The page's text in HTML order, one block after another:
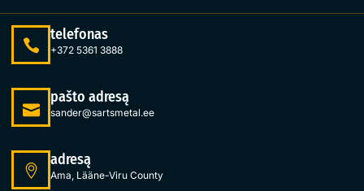
telefonas
+372 5361 3888
pašto adresą
sander@sartsmetal.ee
adresą
Ama, Lääne-Viru County